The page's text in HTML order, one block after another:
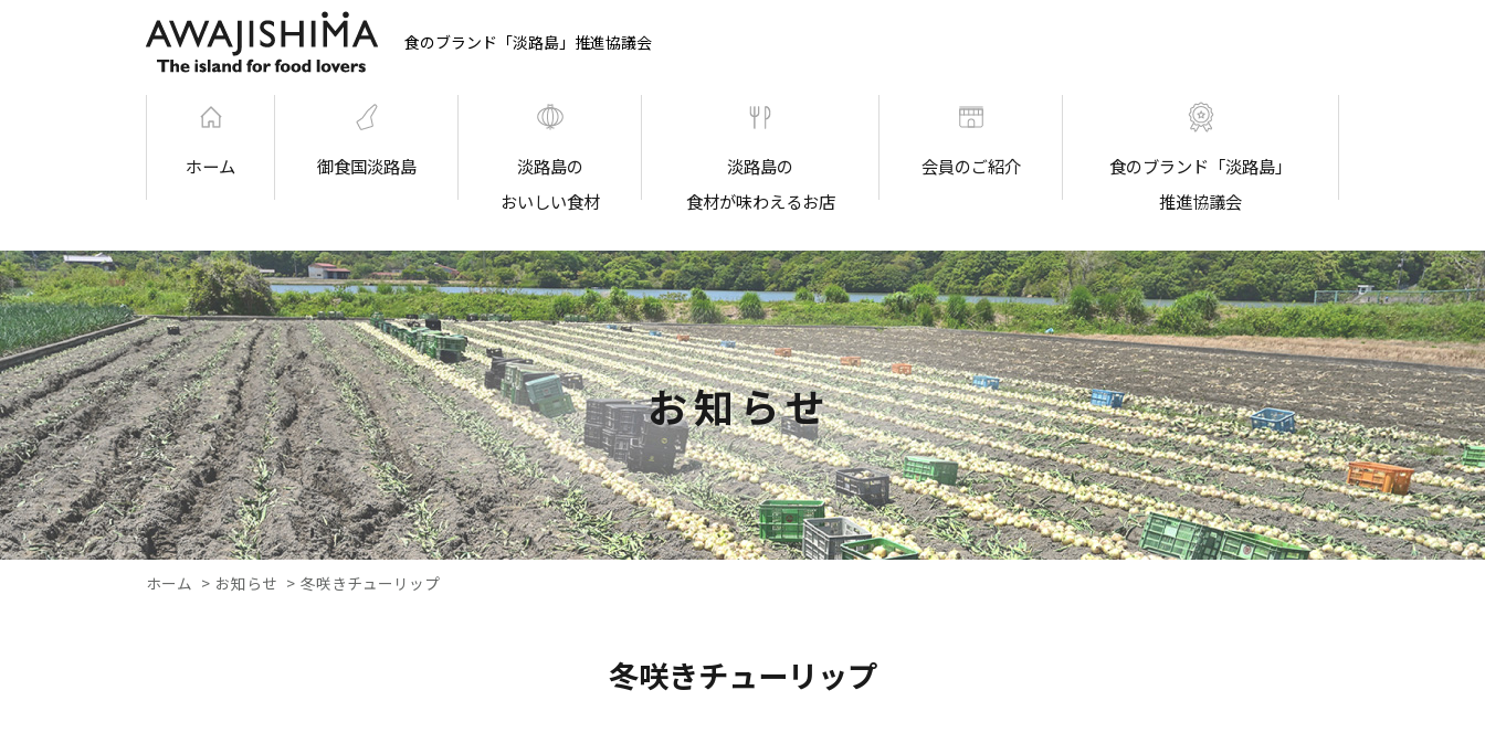
食のブランド「淡路島」推進協議会
ホーム 御食国淡路島
淡路島の
おいしい食材
淡路島の
食材が味わえるお店
会員のご紹介
食のブランド「淡路島」
推進協議会
お知らせ
ホーム お知らせ 冬咲きチューリップ
冬咲きチューリップ